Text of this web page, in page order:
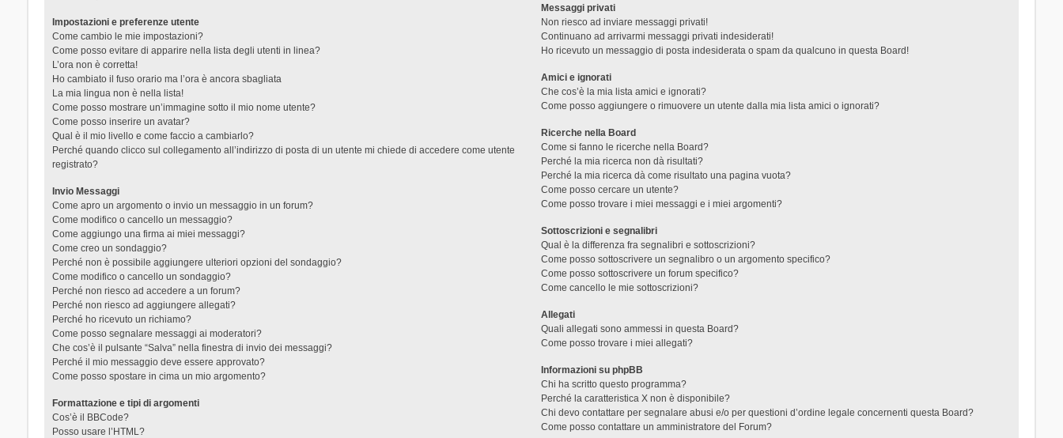
Impostazioni e preferenze utente
Come cambio le mie impostazioni?
Come posso evitare di apparire nella lista degli utenti in linea?
L’ora non è corretta!
Ho cambiato il fuso orario ma l’ora è ancora sbagliata
La mia lingua non è nella lista!
Come posso mostrare un’immagine sotto il mio nome utente?
Come posso inserire un avatar?
Qual è il mio livello e come faccio a cambiarlo?
Perché quando clicco sul collegamento all’indirizzo di posta di un utente mi chiede di accedere come utente
registrato?
Invio Messaggi
Come apro un argomento o invio un messaggio in un forum?
Come modifico o cancello un messaggio?
Come aggiungo una firma ai miei messaggi?
Come creo un sondaggio?
Perché non è possibile aggiungere ulteriori opzioni del sondaggio?
Come modifico o cancello un sondaggio?
Perché non riesco ad accedere a un forum?
Perché non riesco ad aggiungere allegati?
Perché ho ricevuto un richiamo?
Come posso segnalare messaggi ai moderatori?
Che cos’è il pulsante “Salva” nella finestra di invio dei messaggi?
Perché il mio messaggio deve essere approvato?
Come posso spostare in cima un mio argomento?
Formattazione e tipi di argomenti
Cos’è il BBCode?
Posso usare l’HTML?
Messaggi privati
Non riesco ad inviare messaggi privati!
Continuano ad arrivarmi messaggi privati indesiderati!
Ho ricevuto un messaggio di posta indesiderata o spam da qualcuno in questa Board!
Amici e ignorati
Che cos’è la mia lista amici e ignorati?
Come posso aggiungere o rimuovere un utente dalla mia lista amici o ignorati?
Ricerche nella Board
Come si fanno le ricerche nella Board?
Perché la mia ricerca non dà risultati?
Perché la mia ricerca dà come risultato una pagina vuota?
Come posso cercare un utente?
Come posso trovare i miei messaggi e i miei argomenti?
Sottoscrizioni e segnalibri
Qual è la differenza fra segnalibri e sottoscrizioni?
Come posso sottoscrivere un segnalibro o un argomento specifico?
Come posso sottoscrivere un forum specifico?
Come cancello le mie sottoscrizioni?
Allegati
Quali allegati sono ammessi in questa Board?
Come posso trovare i miei allegati?
Informazioni su phpBB
Chi ha scritto questo programma?
Perché la caratteristica X non è disponibile?
Chi devo contattare per segnalare abusi e/o per questioni d’ordine legale concernenti questa Board?
Come posso contattare un amministratore del Forum?